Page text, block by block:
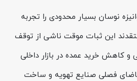
نوسان بسیار محدودی را تجربه
این ثبات موقت ناشی از توقف
و کاهش خرید عمده در بازار داخلی
فصلی صنایع تهویه و ساخت